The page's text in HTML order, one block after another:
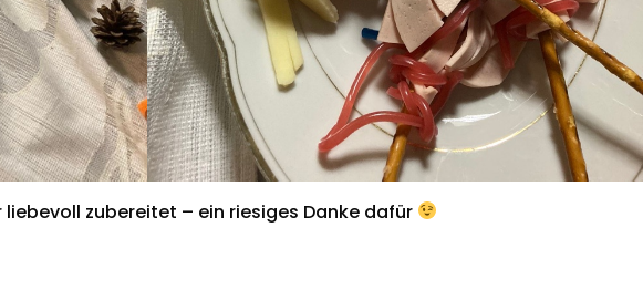
zubereitet – ein riesiges Danke dafür